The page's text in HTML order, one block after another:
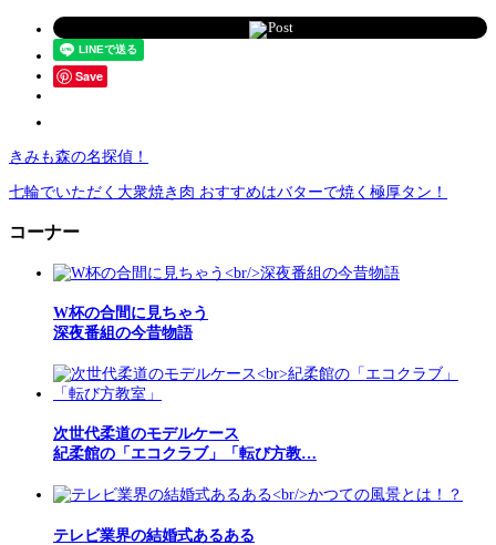
Post
Save
きみも森の名探偵！
七輪でいただく大衆焼き肉 おすすめはバターで焼く極厚タン！
コーナー
W杯の合間に見ちゃう
深夜番組の今昔物語
次世代柔道のモデルケース
紀柔館の「エコクラブ」「転び方教…
テレビ業界の結婚式あるある